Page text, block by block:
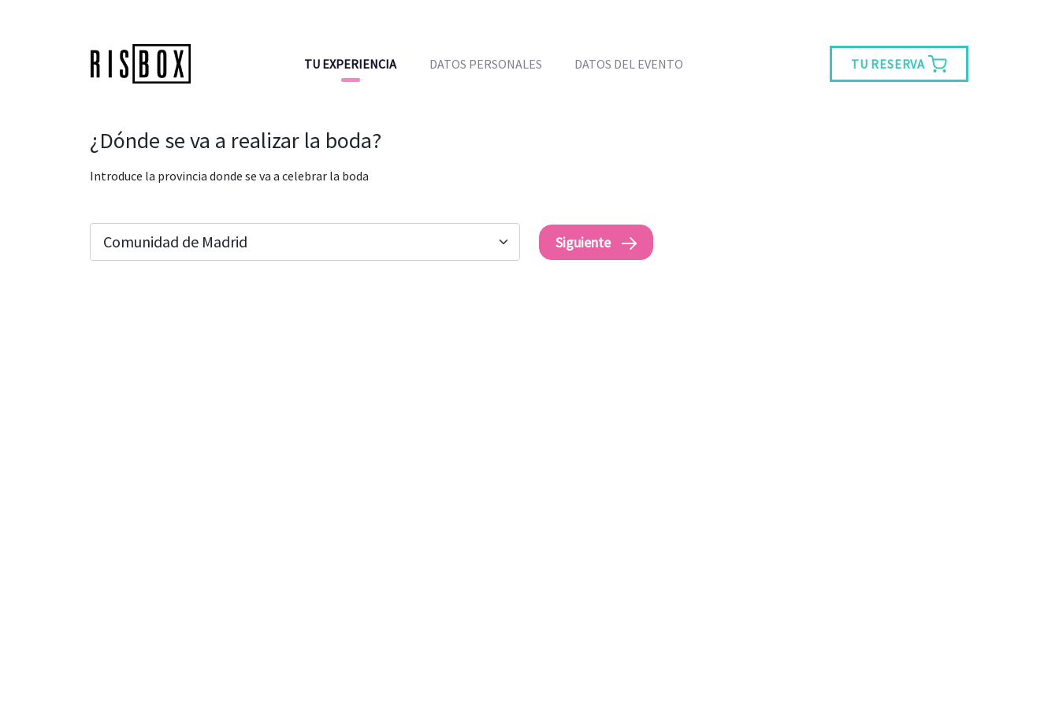
TU EXPERIENCIA DATOS PERSONALES DATOS DEL EVENTO TU RESERVA
¿Dónde se va a realizar la boda?
Introduce la provincia donde se va a celebrar la boda
Siguiente